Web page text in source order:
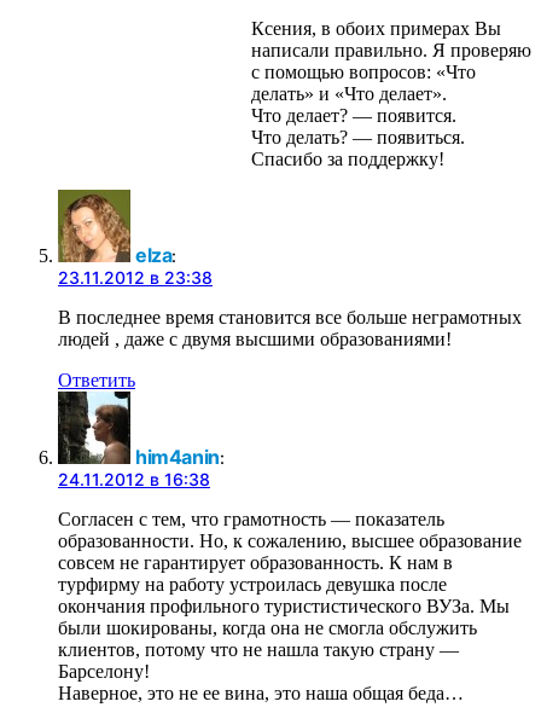
Ксения, в обоих примерах Вы
написали правильно. Я проверяю
с помощью вопросов: «Что
делать» и «Что делает».
Что делает? — появится.
Что делать? — появиться.
Спасибо за поддержку!
elza:
23.11.2012 в 23:38
В последнее время становится все больше неграмотных
людей , даже с двумя высшими образованиями!
Ответить
him4anin:
24.11.2012 в 16:38
Согласен с тем, что грамотность — показатель
образованности. Но, к сожалению, высшее образование
совсем не гарантирует образованность. К нам в
турфирму на работу устроилась девушка после
окончания профильного туристистического ВУЗа. Мы
были шокированы, когда она не смогла обслужить
клиентов, потому что не нашла такую страну —
Барселону!
Наверное, это не ее вина, это наша общая беда…